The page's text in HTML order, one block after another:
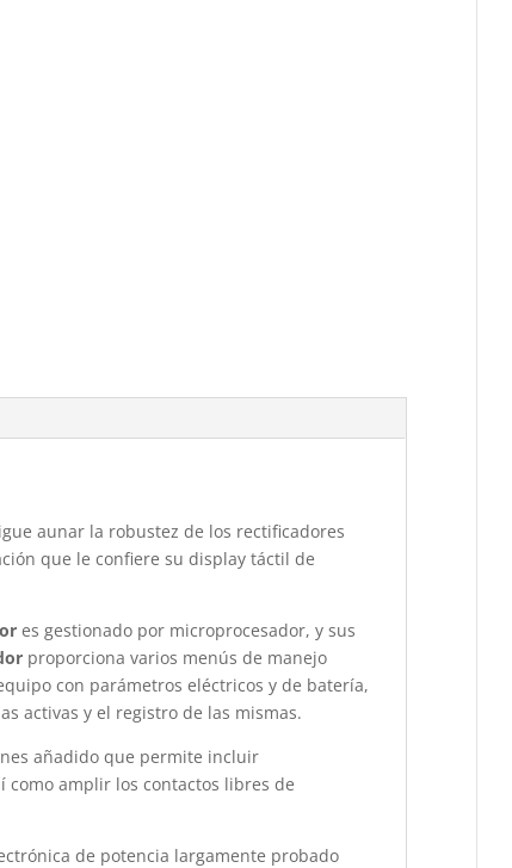
aunar la robustez de los rectificadores
que le confiere su display táctil de
es gestionado por microprocesador, y sus
proporciona varios menús de manejo
con parámetros eléctricos y de batería,
activas y el registro de las mismas.
añadido que permite incluir
como amplir los contactos libres de
de potencia largamente probado